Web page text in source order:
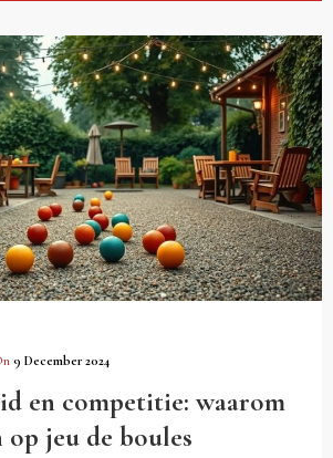
9 December 2024
en competitie: waarom
jeu de boules